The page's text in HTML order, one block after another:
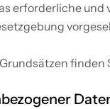
erforderliche